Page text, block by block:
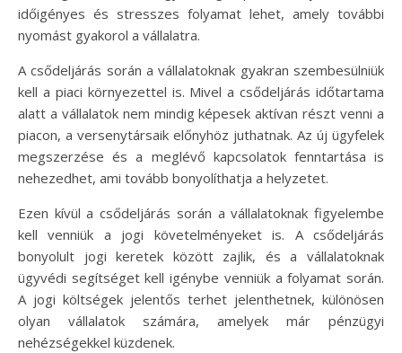
időigényes és stresszes folyamat lehet, amely további
nyomást gyakorol a vállalatra.
A csődeljárás során a vállalatoknak gyakran szembesülniük
kell a piaci környezettel is. Mivel a csődeljárás időtartama
alatt a vállalatok nem mindig képesek aktívan részt venni a
piacon, a versenytársaik előnyhöz juthatnak. Az új ügyfelek
megszerzése és a meglévő kapcsolatok fenntartása is
nehezedhet, ami tovább bonyolíthatja a helyzetet.
Ezen kívül a csődeljárás során a vállalatoknak figyelembe
kell venniük a jogi követelményeket is. A csődeljárás
bonyolult jogi keretek között zajlik, és a vállalatoknak
ügyvédi segítséget kell igénybe venniük a folyamat során.
A jogi költségek jelentős terhet jelenthetnek, különösen
olyan vállalatok számára, amelyek már pénzügyi
nehézségekkel küzdenek.